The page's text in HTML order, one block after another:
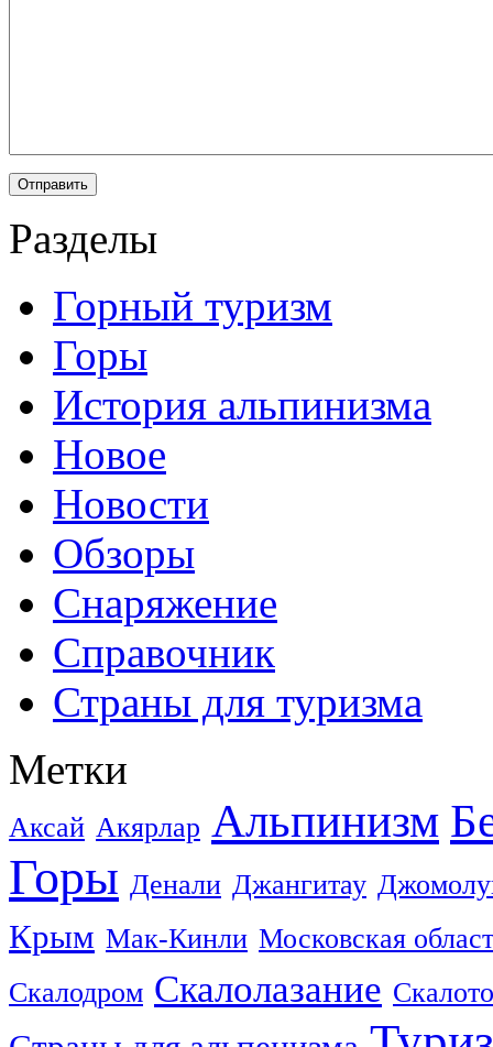
Разделы
Горный туризм
Горы
История альпинизма
Новое
Новости
Обзоры
Снаряжение
Справочник
Страны для туризма
Метки
Аксай Акярлар Альпинизм
Горы Денали Джангитау
Крым Мак-Кинли Московская
Скалодром Скалолазание